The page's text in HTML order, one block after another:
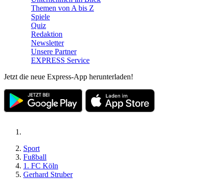
Themen von A bis Z
Spiele
Quiz
Redaktion
Newsletter
Unsere Partner
EXPRESS Service
Jetzt die neue Express-App herunterladen!
Sport
Fußball
1. FC Köln
Gerhard Struber